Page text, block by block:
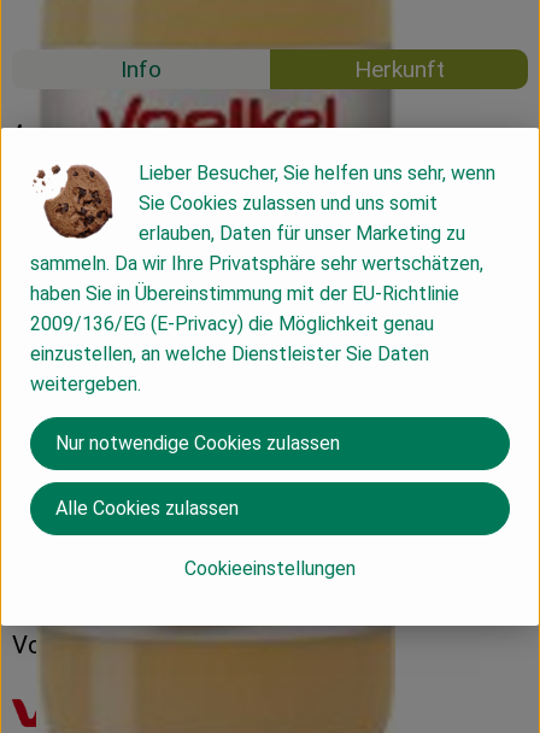
Info Herkunft
Info
Produktinformationen
Nährwert-Info
Produktdatenblatt
Herkunft
Voelkel
Lieber Besucher, Sie helfen uns sehr, wenn
Sie Cookies zulassen und uns somit
erlauben, Daten für unser Marketing zu
sammeln. Da wir Ihre Privatsphäre sehr wertschätzen,
haben Sie in Übereinstimmung mit der EU-Richtlinie
2009/136/EG (E-Privacy) die Möglichkeit genau
einzustellen, an welche Dienstleister Sie Daten
weitergeben.
Cookieeinstellungen
Nur notwendige Cookies zulassen
Alle Cookies zulassen